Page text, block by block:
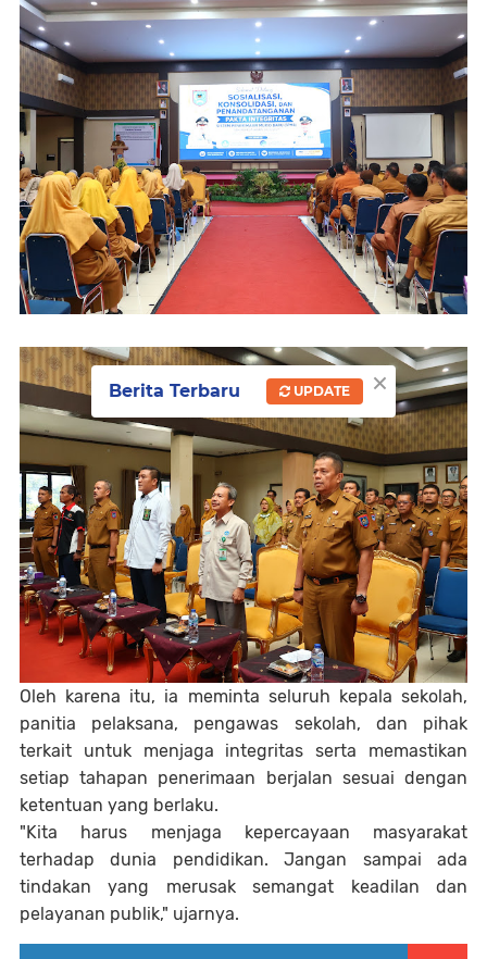
Oleh karena itu, ia meminta seluruh kepala sekolah,
panitia pelaksana, pengawas sekolah, dan pihak
terkait untuk menjaga integritas serta memastikan
setiap tahapan penerimaan berjalan sesuai dengan
ketentuan yang berlaku.
"Kita harus menjaga kepercayaan masyarakat
terhadap dunia pendidikan. Jangan sampai ada
tindakan yang merusak semangat keadilan dan
pelayanan publik," ujarnya.
×
Berita Terbaru UPDATE